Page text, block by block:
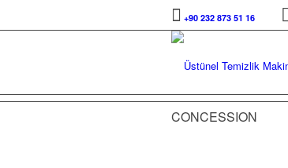
+90 232 873 51 16
CONCESSION